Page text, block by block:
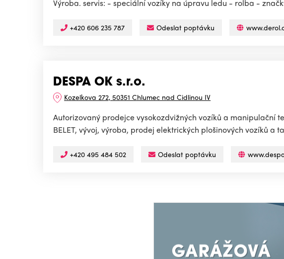
Výroba. servis: - speciální vozíky na úpravu ledu - rolba - značky
+420 606 235 787 Odeslat poptávku
DESPA OK s.r.o.
Kozelkova 272, 50351 Chlumec nad Cidlinou IV
Autorizovaný prodejce vysokozdvižných vozíků a manipulační
BELET, vývoj, výroba, prodej elektrických plošinových vozíků a
+420 495 484 502 Odeslat poptávku